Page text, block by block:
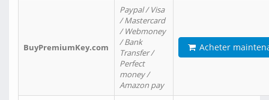
BuyPremiumKey.com
Paypal / Visa
/ Mastercard
/ Webmoney
/ Bank
Transfer /
Perfect
money /
Amazon pay
Acheter